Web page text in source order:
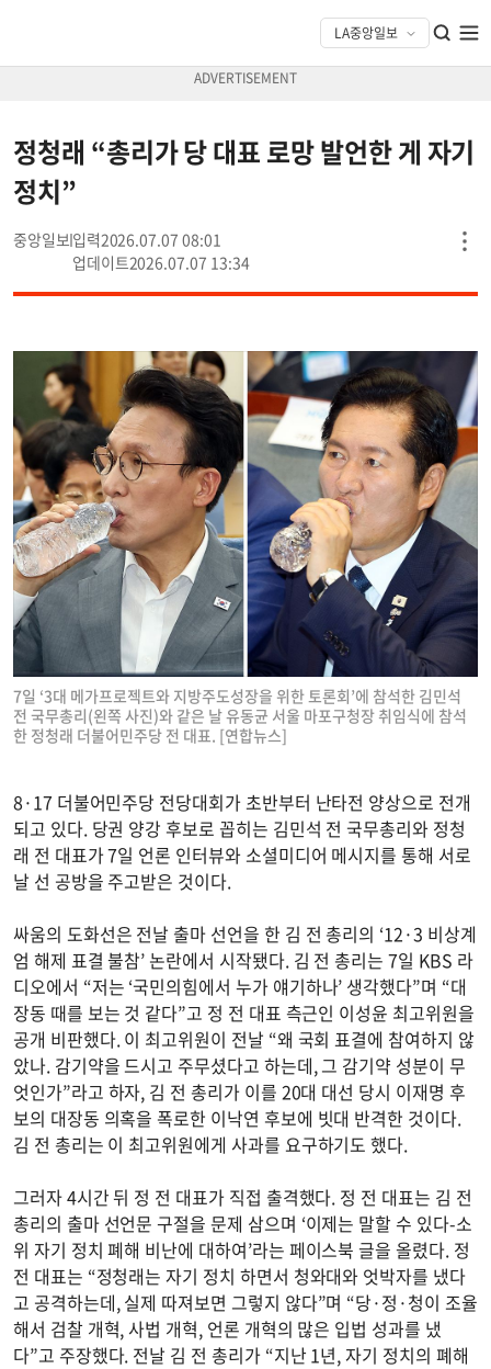
정청래 “총리가 당 대표 로망 발언한 게 자기
정치”
중앙일보
2026.07.07 08:01
2026.07.07 13:34
7일 ‘3대 메가프로젝트와 지방주도성장을 위한 토론회’에 참석한 김민석
전 국무총리(왼쪽 사진)와 같은 날 유동균 서울 마포구청장 취임식에 참석
한 정청래 더불어민주당 전 대표. [연합뉴스]
8·17 더불어민주당 전당대회가 초반부터 난타전 양상으로 전개
되고 있다. 당권 양강 후보로 꼽히는 김민석 전 국무총리와 정청
래 전 대표가 7일 언론 인터뷰와 소셜미디어 메시지를 통해 서로
날 선 공방을 주고받은 것이다.
싸움의 도화선은 전날 출마 선언을 한 김 전 총리의 ‘12·3 비상계
엄 해제 표결 불참’ 논란에서 시작됐다. 김 전 총리는 7일 KBS 라
디오에서 “저는 ‘국민의힘에서 누가 얘기하나’ 생각했다”며 “대
장동 때를 보는 것 같다”고 정 전 대표 측근인 이성윤 최고위원을
공개 비판했다. 이 최고위원이 전날 “왜 국회 표결에 참여하지 않
았나. 감기약을 드시고 주무셨다고 하는데, 그 감기약 성분이 무
엇인가”라고 하자, 김 전 총리가 이를 20대 대선 당시 이재명 후
보의 대장동 의혹을 폭로한 이낙연 후보에 빗대 반격한 것이다.
김 전 총리는 이 최고위원에게 사과를 요구하기도 했다.
그러자 4시간 뒤 정 전 대표가 직접 출격했다. 정 전 대표는 김 전
총리의 출마 선언문 구절을 문제 삼으며 ‘이제는 말할 수 있다-소
위 자기 정치 폐해 비난에 대하여’라는 페이스북 글을 올렸다. 정
전 대표는 “정청래는 자기 정치 하면서 청와대와 엇박자를 냈다
고 공격하는데, 실제 따져보면 그렇지 않다”며 “당·정·청이 조율
해서 검찰 개혁, 사법 개혁, 언론 개혁의 많은 입법 성과를 냈
다”고 주장했다. 전날 김 전 총리가 “지난 1년, 자기 정치의 폐해